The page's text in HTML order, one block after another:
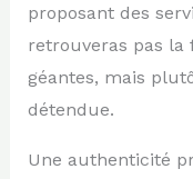
proposant des
retrouveras pas la
géantes, mais
détendue.
Une authenticité